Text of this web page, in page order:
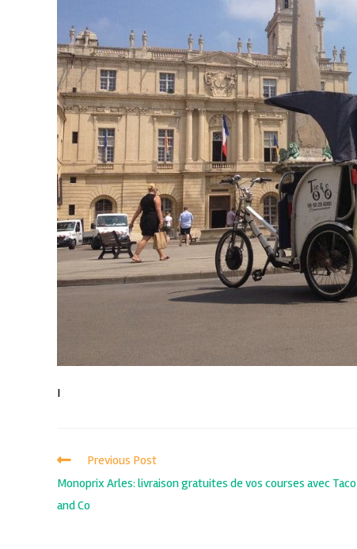
I
Previous Post
Monoprix Arles: livraison gratuites de vos courses avec Taco
and Co